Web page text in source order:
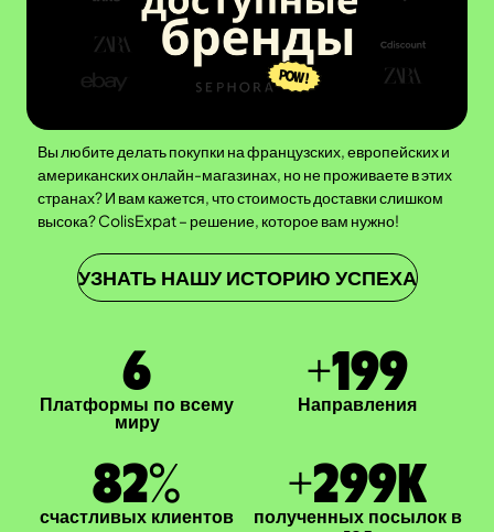
Вы любите делать покупки на французских, европейских и
американских онлайн-магазинах, но не проживаете в этих
странах? И вам кажется, что стоимость доставки слишком
высока? ColisExpat – решение, которое вам нужно!
УЗНАТЬ НАШУ ИСТОРИЮ УСПЕХА
7
Платформы по всему
миру
+200
Направления
83%
счастливых клиентов
+300K
полученных посылок в